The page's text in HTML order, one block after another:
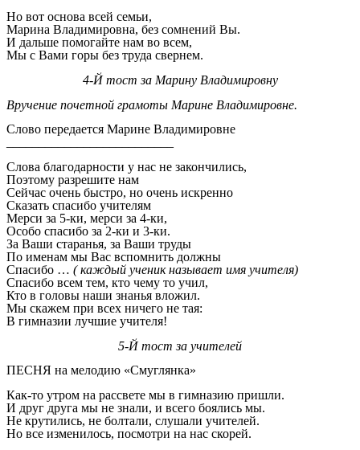
Но вот основа всей семьи,
Марина Владимировна, без сомнений Вы.
И дальше помогайте нам во всем,
Мы с Вами горы без труда свернем.
4-Й тост за Марину Владимировну
Вручение почетной грамоты Марине Владимировне.
Слово передается Марине Владимировне
Слова благодарности у нас не закончились,
Поэтому разрешите нам
Сейчас очень быстро, но очень искренно
Сказать спасибо учителям
Мерси за 5-ки, мерси за 4-ки,
Особо спасибо за 2-ки и 3-ки.
За Ваши старанья, за Ваши труды
По именам мы Вас вспомнить должны
Спасибо … ( каждый ученик называет имя учителя)
Спасибо всем тем, кто чему то учил,
Кто в головы наши знанья вложил.
Мы скажем при всех ничего не тая:
В гимназии лучшие учителя!
5-Й тост за учителей
ПЕСНЯ на мелодию «Смуглянка»
Как-то утром на рассвете мы в гимназию пришли.
И друг друга мы не знали, и всего боялись мы.
Не крутились, не болтали, слушали учителей.
Но все изменилось, посмотри на нас скорей.